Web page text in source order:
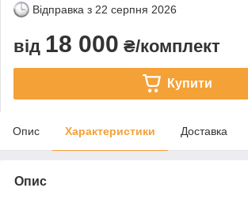
Відправка з 22 серпня 2026
від 18 000 ₴/комплект
Купити
Опис Характеристики Доставка
Опис